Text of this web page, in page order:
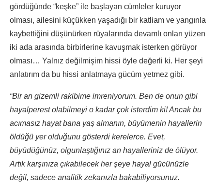
gördüğünde “keşke” ile başlayan cümleler kuruyor
olması, ailesini küçükken yaşadığı bir katliam ve yangınla
kaybettiğini düşünürken rüyalarında devamlı onları yüzen
iki ada arasında birbirlerine kavuşmak isterken görüyor
olması… Yalnız değilmişim hissi öyle değerli ki. Her şeyi
anlatırım da bu hissi anlatmaya gücüm yetmez gibi.
“Bir an gizemli rakibime imreniyorum. Ben de onun gibi
hayalperest olabilmeyi o kadar çok isterdim ki! Ancak bu
acımasız hayat bana yaş almanın, büyümenin hayallerin
öldüğü yer olduğunu gösterdi kerelerce. Evet,
büyüdüğünüz, olgunlaştığınız an hayalleriniz de ölüyor.
Artık karşınıza çıkabilecek her şeye hayal gücünüzle
değil, sadece analitik zekanızla bakabiliyorsunuz.